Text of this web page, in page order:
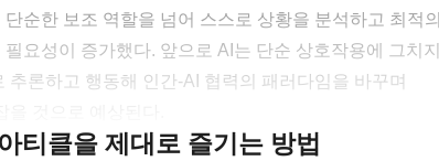
순한 보조 역할을 넘어 스스로 상황을 분석하고 최적의
요성이 증가했다. 앞으로 AI는 단순 상호작용에 그치지
론하고 행동해 인간-AI 협력의 패러다임을 바꾸며
티클을 제대로 즐기는 방법